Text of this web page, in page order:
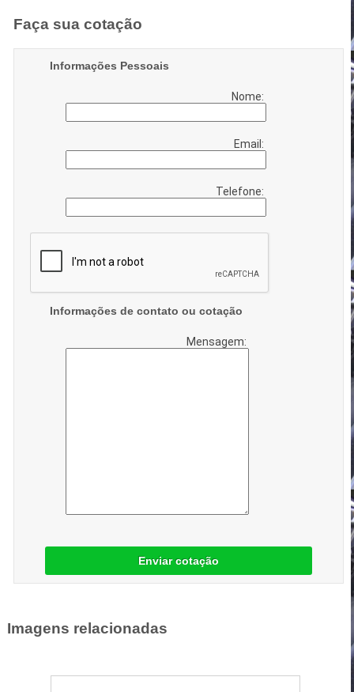
Faça sua cotação
Informações Pessoais
Nome:
Email:
Telefone:
Informações de contato ou cotação
Mensagem:
Enviar cotação
Imagens relacionadas